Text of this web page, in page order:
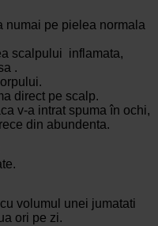
numai pe pielea normala
scalpului inflamata,
.
direct pe scalp.
v-a intrat spuma în ochi,
din abundenta.
volumul unei jumatati
ori pe zi.